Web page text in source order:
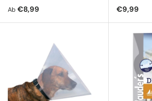
Normaler Preis
Ab €8,99 Normaler
€9,99